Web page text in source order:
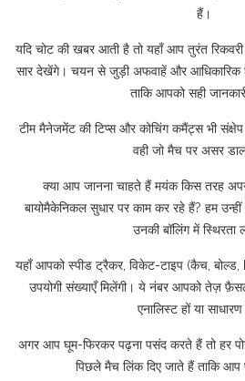
हैं।
यदि चोट की खबर आती है तो यहाँ आप तुरंत
सार देखेंगे। चयन से जुड़ी अफवाहें और आधिकारिक
ताकि आपको सही
टीम मैनेजमेंट की टिप्स और कोचिंग कमैंट्स भी
वही जो मैच पर असर
क्या आप जानना चाहते हैं मयंक किस तरह
बायोमैकेनिकल सुधार पर काम कर रहे हैं? हम
उनकी बॉलिंग में स्थिरता
यहाँ आपको स्पीड ट्रैकर, विकेट-टाइप (कैच,
उपयोगी संख्याएँ मिलेंगी। ये नंबर आपको तेज़
एनालिस्ट हों या
अगर आप घूम-फिरकर पढ़ना पसंद करते हैं तो हर
पिछले मैच लिंक दिए जाते हैं ताकि